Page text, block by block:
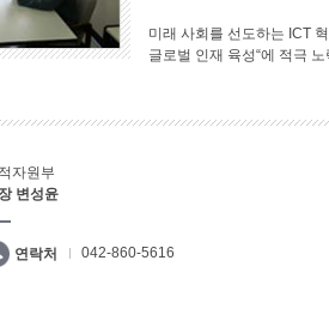
미래 사회를 선도하는 ICT
글로벌 인재 육성“에 적극
자원부
변성윤
연락처 042-860-5616